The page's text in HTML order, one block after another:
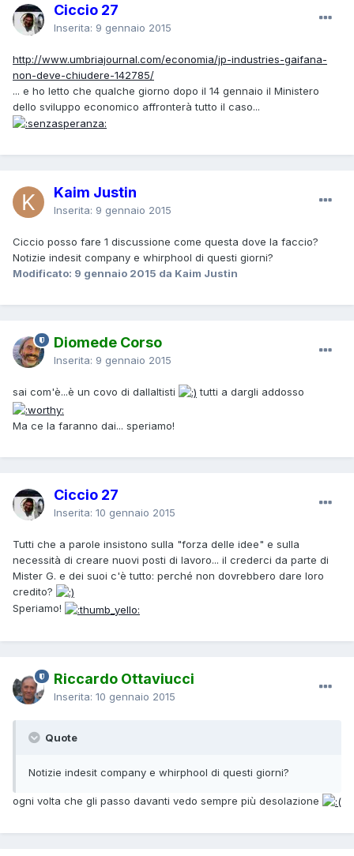
Ciccio 27
Inserita: 9 gennaio 2015
http://www.umbriajournal.com/economia/jp-industries-gaifana-
non-deve-chiudere-142785/
... e ho letto che qualche giorno dopo il 14 gennaio il Ministero
dello sviluppo economico affronterà tutto il caso...
Kaim Justin
Inserita: 9 gennaio 2015
Ciccio posso fare 1 discussione come questa dove la faccio?
Notizie indesit company e whirphool di questi giorni?
Modificato: 9 gennaio 2015 da Kaim Justin
Diomede Corso
Inserita: 9 gennaio 2015
sai com'è...è un covo di dallaltisti tutti a dargli addosso
Ma ce la faranno dai... speriamo!
Ciccio 27
Inserita: 10 gennaio 2015
Tutti che a parole insistono sulla "forza delle idee" e sulla
necessità di creare nuovi posti di lavoro... il crederci da parte di
Mister G. e dei suoi c'è tutto: perché non dovrebbero dare loro
credito?
Speriamo!
Riccardo Ottaviucci
Inserita: 10 gennaio 2015
Quote
Notizie indesit company e whirphool di questi giorni?
ogni volta che gli passo davanti vedo sempre più desolazione